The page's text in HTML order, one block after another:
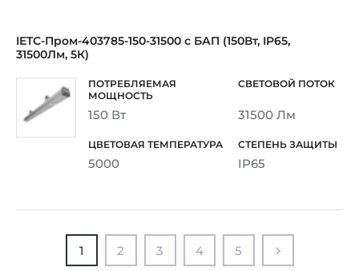
IETC-Пром-403785-150-31500 с БАП (150Вт, IP65,
31500Лм, 5К)
150 Вт 31500 Лм
5000 IP65
1 2 3 4 5